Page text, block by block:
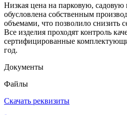
Низкая цена на парковую,
обусловлена собственным
объемами, что позволило снизить
Все изделия проходят контроль
сертифицированные
год.
Документы
Файлы
Скачать реквизиты